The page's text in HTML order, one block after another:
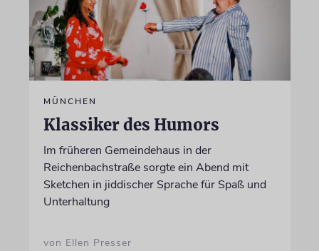
MÜNCHEN
Klassiker des Humors
Im früheren Gemeindehaus in der
Reichenbachstraße sorgte ein Abend mit
Sketchen in jiddischer Sprache für Spaß und
Unterhaltung
von Ellen Presser